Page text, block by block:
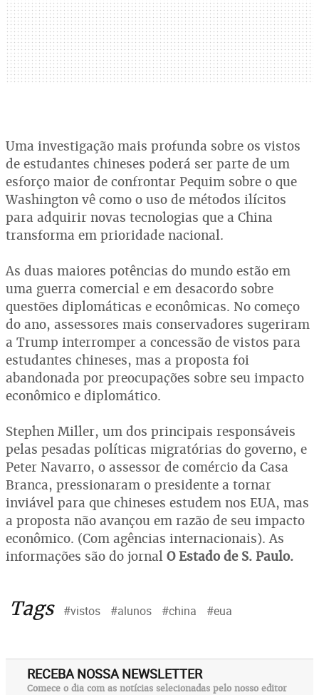
Uma investigação mais profunda sobre os vistos
de estudantes chineses poderá ser parte de um
esforço maior de confrontar Pequim sobre o que
Washington vê como o uso de métodos ilícitos
para adquirir novas tecnologias que a China
transforma em prioridade nacional.
As duas maiores potências do mundo estão em
uma guerra comercial e em desacordo sobre
questões diplomáticas e econômicas. No começo
do ano, assessores mais conservadores sugeriram
a Trump interromper a concessão de vistos para
estudantes chineses, mas a proposta foi
abandonada por preocupações sobre seu impacto
econômico e diplomático.
Stephen Miller, um dos principais responsáveis
pelas pesadas políticas migratórias do governo, e
Peter Navarro, o assessor de comércio da Casa
Branca, pressionaram o presidente a tornar
inviável para que chineses estudem nos EUA, mas
a proposta não avançou em razão de seu impacto
econômico. (Com agências internacionais). As
informações são do jornal O Estado de S. Paulo.
Tags #vistos #alunos #china #eua
RECEBA NOSSA NEWSLETTER
Comece o dia com as notícias selecionadas pelo nosso editor